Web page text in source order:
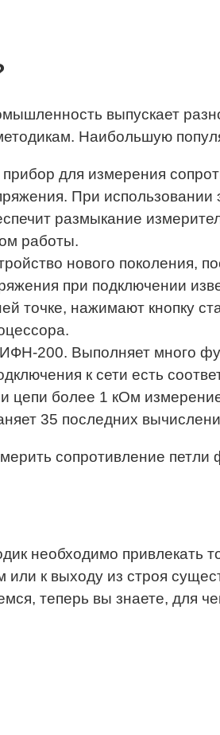
выпускает
Наибольшую
для измерения
При
размыкание
работы.
нового поколения,
при подключении
точке, нажимают кнопку
200. Выполняет много
к сети есть
более 1 кОм
35 последних
сопротивление
необходимо привлекать
к выходу из строя
теперь вы знаете, для